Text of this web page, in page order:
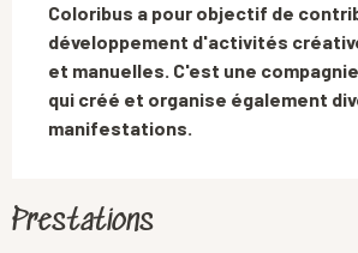
Coloribus a pour objectif de
développement d'activités
et manuelles. C'est une
qui créé et organise également
manifestations.
Prestations